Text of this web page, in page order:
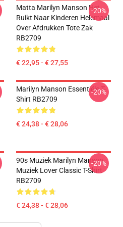
Matta Marilyn Manson Het
Ruikt Naar Kinderen Helemaal
Over Afdrukken Tote Zak
RB2709
€ 22,95 - € 27,55
-20%
Marilyn Manson Essentiële T-
Shirt RB2709
€ 24,38 - € 28,06
-20%
90s Muziek Marilyn Manson
Muziek Lover Classic T-Shirt
RB2709
€ 24,38 - € 28,06
-20%